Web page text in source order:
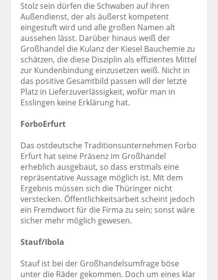
Stolz sein dürfen die Schwaben auf ihren
Außendienst, der als äußerst kompetent
eingestuft wird und alle großen Namen alt
aussehen lässt. Darüber hinaus weiß der
Großhandel die Kulanz der Kiesel Bauchemie zu
schätzen, die diese Disziplin als effizientes Mittel
zur Kundenbindung einzusetzen weiß. Nicht in
das positive Gesamtbild passen will der letzte
Platz in Lieferzuverlässigkeit, wofür man in
Esslingen keine Erklärung hat.
ForboErfurt
Das ostdeutsche Traditionsunternehmen Forbo
Erfurt hat seine Präsenz im Großhandel
erheblich ausgebaut, so dass erstmals eine
repräsentative Aussage möglich ist. Mit dem
Ergebnis müssen sich die Thüringer nicht
verstecken. Öffentlichkeitsarbeit scheint jedoch
ein Fremdwort für die Firma zu sein; sonst wäre
sicher mehr möglich gewesen.
Stauf/Ibola
Stauf ist bei der Großhandelsumfrage böse
unter die Räder gekommen. Doch um eines klar